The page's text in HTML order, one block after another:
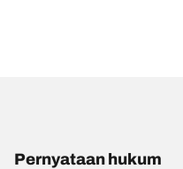
Pernyataan hukum